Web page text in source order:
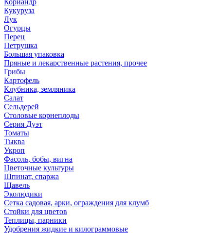
Кориандр
Кукуруза
Лук
Огурцы
Перец
Петрушка
Большая упаковка
Пряные и лекарственные растения, прочее
Грибы
Картофель
Клубника, земляника
Салат
Сельдерей
Столовые корнеплоды
Серия Дуэт
Томаты
Тыква
Укроп
Фасоль, бобы, вигна
Цветочные культуры
Шпинат, спаржа
Щавель
Эколюдики
Сетка садовая, арки, ограждения для клумб
Стойки для цветов
Теплицы, парники
Удобрения жидкие и килограммовые